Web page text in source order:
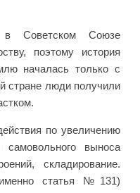
Советском Союзе
поэтому история
началась только с
стране люди получили
по увеличению
самовольного выноса
складирование.
статья №131)